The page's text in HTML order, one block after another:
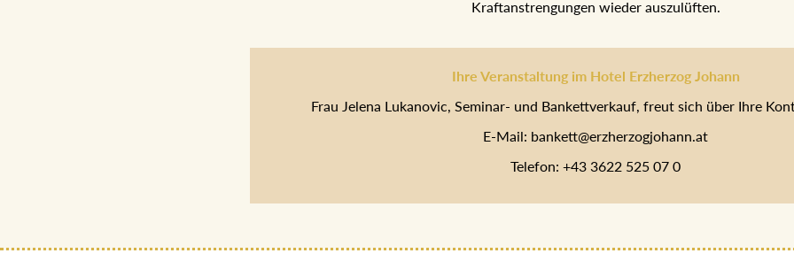
Kraftanstrengungen wieder auszulüften.
Ihre Veranstaltung im Hotel Erzherzog Johann
Frau Jelena Lukanovic, Seminar- und Bankettverkauf, freut sich über Ihre
E-Mail: bankett@erzherzogjohann.at
Telefon: +43 3622 525 07 0